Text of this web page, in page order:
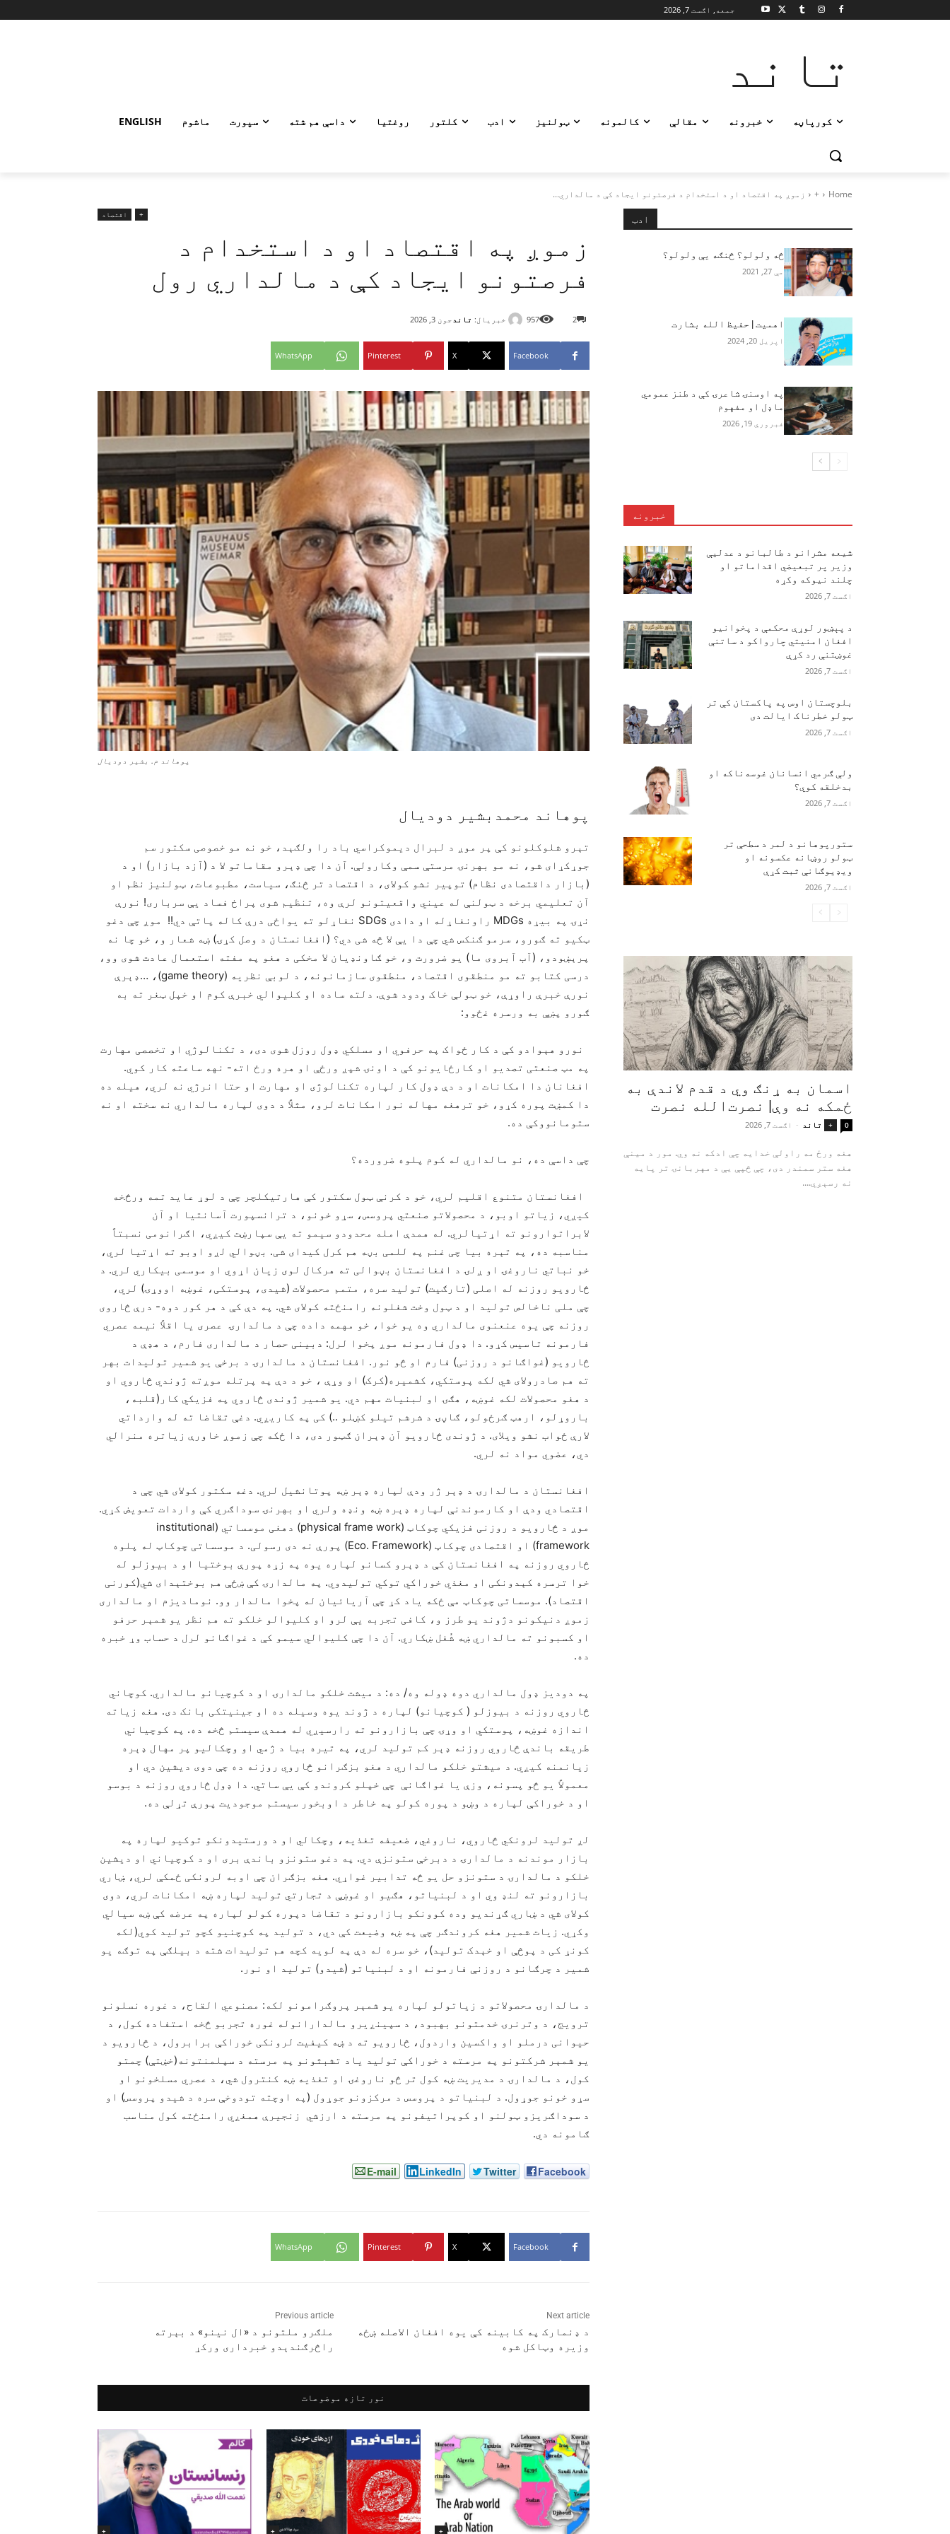
جمعه, اګست 7, 2026
تاند
کورپاڼه خبرونه مقالې کالمونه ټولنیز ادب کلتور روغتیا داسې هم شته سپورت ماشوم ENGLISH
Home
+ زموږ په اقتصاد او د استخدام د فرصتونو ایجاد کې د مالداري...
+ اقتصاد
زموږ په اقتصاد او د استخدام د
فرصتونو ایجاد کې د مالداري رول
خبریال: تاند جون 3, 2026 2
957
Facebook
X
Pinterest
WhatsApp
پوهاند م. بشیر دودیال
پوهاند محمدبشیر دودیال
تېرو شلوکلونو کې پر موږ د لبرال دیموکراسي باد را ولګېد، خو نه مو خصوصی سکتور سم
جوړکړای شو، نه مو بهرنۍ مرستې سمې وکارولې. آن دا چې ډېرو مقاماتو لا د (آزد بازار) او د
(بازار داقتصادی نظام) توپیر نشو کولای، د اقتصاد تر څنګ، سیاست، مطبوعات، ټولنیز نظم او
آن تعلیمي برخه د ټولنې له عیني واقعیتونو لرې وه، تنظیم شوی پراخ فساد یې سرباری! نورې
نړۍ په بیړه MDGs راونغاړله او دادی SDGs نغاړلو ته یواځی درې کاله پاتې دي!! موږ چې دغو
ټکیو ته ګورو، سرمو ګنکس شي چې دا یې لا څه شی دي؟ (افغانستان د وصل کړۍ) ښه شعار و، خو چا نه
پرېښودو، (آب آبروی ما) یو ضرورت و، خو ګاونډیان لا مخکی د هغو په مفته استعمال عادت شوی وو،
درسی کتابو ته مو منطقوی اقتصاد، منطقوی سازمانونه، د لوبې نظریه (game theory)، …ډېرې
نورې خبرې راوړې، خو ټولې خاک ودود شوې. دلته ساده او کلیوالي خبرې کوم او خپل ټغر ته به
ګورو پښې به ورسره غځوو:
نورو هېوادو کې د کار ځواک په حرفوي او مسلکي ډول روزل شوی دی، د تکنالوژي او تخصصی مهارت
په مټ صنعتی تصدیو او کارځایونو کې د اونۍ شپږ ورځې او هره ورځ اته- نهه ساعته کار کوي.
افغانان دا امکانات او د دې ډول کار لپاره تکنالوژی او مهارت او حتا انرژي نه لري، هیله ده
دا کمښت پوره کړو، خو ترهغه مهاله نور امکانات لرو، مثلاً د دوی لپاره مالداري نه سخته او نه
ستومانووکې ده.
چې داسې ده، نو مالداري له کوم پلوه ضرورده؟
افغانستان متنوع اقلیم لري، خو د کرنې ټول سکتور کې هارتیکلچر چې د لوړ عاید تمه ورڅخه
کیږي، زیاتو اوبو، د محصولاتو صنعتي پروسس، سړو خونو، د ترانسپورت آسانتیا او آن
لابراتوارونو ته اړتیالري. له همدې امله محدودو سیمو ته یې سپارښت کیږي، اګرانومی نسبتاً
مناسبه ده، په تېره بیا چی غنم په للمی بڼه هم کرل کیدای شی. بڼوالي لږو اوبو ته اړتیا لري،
خو نباتي ناروغۍ او ږلۍ د افغانستان بڼوالی ته هرکال لوی زیان اړوي او موسمی بیکاري لري. د
څارویو روزنه له اصلی (تارګیت) تولید سره، متمم محصولات (شیدی، پوستکی، غوښه اووړۍ) لري،
چې ملی ناخالص تولید او د ټول وخت شغلونه رامنځته کولای شي. په دې کې د هر کور دوه- درې څاروی
روزنه چې یوه عنعنوی مالداري وه یو خوا، خو مهمه داده چې د مالدارۍ عصری یا اقلاً نیمه عصري
فارمونه تاسیس کړو. دا ډول فارمونه موږ پخوا لرل: دبینی حصار د مالداری فارم، د هډې د
څارویو (غواګانو د روزنی) فارم او څو نور. افغانستان د مالدارۍ د برخې یو شمیر تولیدات بهر
ته هم صادرولای شي لکه پوستکي، کشمیره(کرک) او وړې ، خو د دې په پرتله موږته ژوندي څاروي او
د هغو محصولات لکه غوښه، هګۍ او لبنیات مهم دي. یو شمیر ژوندی څاروي په فزیکي کار(قلبه،
باروړلو، ارهټ ګرځولو، ګاڼۍ د شرشم تیلو کښلو ..) کی په کاریږي. دغې تقاضا ته له وارداتي
لارې ځواب نشو ویلای. د ژوندی څارویو آن ډېران ګټور دی، دا ځکه چې زموږ خاورې زیاتره منرالي
دي، عضوي مواد نه لري.
افغانستان د مالدارۍ د ډېر ژر ودې لپاره ډېر ښه پوتانشیل لري. دغه سکتور کولای شي چې د
اقتصادي ودې او کارموندنې لپاره ډېره ښه ونډه ولري او بهرنۍ سوداګري کې واردات تعویض کړي.
موږ د څارویو د روزنی فزیکي چوکاټ (physical frame work) دهغی موسساتي (institutional
framework) او اقتصادی چوکاټ (Eco. Framework) پورې نه دی رسولی. د موسساتی چوکاټ له پلوه
څاروي روزنه په افغانستان کې د ډېرو کسانو لپاره یوه په زړه پورې بوختیا او د بیوزلو له
خوا ترسره کېدونکی او مغذي خوراکي توکي تولیدوي. په مالدارۍ کې ښځې هم بوختېدای شي(کورنی
اقتصاد). موسساتی چوکاټ مې ځکه یاد کړ چې آریائیان له پخوا مالدار وو. نومادیزم او مالداری
زموږ دنیکونو دژوند یو طرز و، کافی تجربه یې لرو او کلیوالو خلکو ته هم نظر یو شمېر حرفو
او کسبونو ته مالداري ښه شُغل ښکاري. آن دا چې کلیوالي سیمو کې د غواګانو لرل د حساب وړ خبره
ده.
په دودیز ډول مالداري دوه ډوله وه/ ده: د میشت خلکو مالدارۍ او د کوچیانو مالداري. کوچاني
څاروي روزنه د بیوزلو ( کوچیانو) لپاره د ژوند یوه وسیله ده او جینیتکی بانک دی. هغه زیاته
اندازه غوښه، پوستکي او وړۍ چې بازارونو ته رارسیږي له همدې سیستم څخه ده. په کوچیاني
طریقه باندې څاروي روزنه ډېر کم تولید لري، په تیره بیا د ژمي او وچکالیو پر مهال ډېره
زیانمنه کیږي. د میشتو خلکو مالداري د هغو بزګرانو څاروي روزنه ده چې دوی دیشین دي او
معمولاً یو څو پسونه، وزې یا غواګانې چې خپلو کروندو کې یې ساتي. دا ډول څاروي روزنه د بوسو
او د خوراکې لپاره د وښو د پوره کولو په خاطر د اوبخور سیستم موجودیت پورې تړلې ده.
لږ تولید لرونکي څاروي، ناروغي، ضعیفه تغذیه، وچکالي او د ورستیدونکو توکیو لپاره په
بازار موندنه د مالدارۍ د دبرخې ستونزې دي. په دغو ستونزو باندې بری او د کوچیاني او دیشین
خلکو د مالدارۍ د ستونزو حل یو څه تدابیر غواړي. هغه بزګران چې اوبه لرونکی ځمکې لري، ښاري
بازارونو ته لنډ وي او د لبنیاتو، هګیو او غوښې د تجارتي تولید لپاره ښه امکانات لري، دوی
کولای شي د ښاري ګړندیو وده کوونکو بازارونو د تقاضا دپوره کولو لپاره په عرضه کې ښه سیالي
وکړي. زیات شمیر هغه کروندګر چې په ښه وضیعت کې دي، د تولید په کوچنیو کچو تولید کوي(لکه
کونړ کی د پوڅې او خېدک تولید)، خو سره له دې په لویه کچه هم تولیدات شته د بیلګې په توګه یو
شمیر د چرګانو د روزنې فارمونه او د لبنیاتو (شیدو) تولید او نور.
د مالدارۍ محصولاتو د زیاتولو لپاره یو شمېر پروګرامونو لکه: مصنوعي القاح، د غوره نسلونو
ترویج، د وترنرۍ خدمتونو بهبود، د سپینږیرو مالدارانوله غوره تجربو څخه استفاده کول، د
حیوانی درملو او واکسین واردول، څارویو ته د ښه کیفیت لرونکی خوراکې برابرول، د څارویو د
یو شمېر شرکتونو په مرسته د خوراکې تولید یاد تشبثونو په مرسته د سپلمنتونه(خښتې) چمتو
کول، د مالدارۍ د مدیریت ښه کول تر څو ناروغۍ او تغذیه ښه کنترول شي، د عصري مسلخونو او
سړو خونو جوړول. د لبنیاتو د پروسس د مرکزونو جوړول (په اوچته تودوخې سره د شیدو پروسس) او
د سوداګریزو ټولنو او کوپراتیفونو په مرسته د ارزشي زنجیرې همغږي رامنځته کول مناسب
ګامونه دي.
Facebook
Twitter
LinkedIn
E-mail
Facebook
X
Pinterest
WhatsApp
Previous article
ملګرو ملتونو د «ال نینو» د بېرته
راڅرګندېدو خبرداری ورکړ
Next article
د ډنمارک په کابینه کې یوه افغان الاصله ښځه
وزیره وټاکل شوه
نور تازه موضوعات
+
+
+
ادب
څه ولولو؟ څنګه یې ولولو؟
مې 27, 2021
اهمیت | حفيظ الله بشارت‎
اپریل 20, 2024
په اوسنۍ شاعرۍ کې د طنز عمومي
ماډل او مفهوم
فبروري 19, 2026
خبرونه
شیعه مشرانو د طالبانو د عدلیې
وزیر پر تبعیضي اقداماتو او
چلند نیوکه وکړه
اګست 7, 2026
د پېښور لوړې محکمې د پخوانیو
افغان امنیتي چارواکو د ساتنې
غوښتنې رد کړې
اګست 7, 2026
بلوچستان اوس په پاکستان کې تر
ټولو خطرناک ایالت دی
اګست 7, 2026
ولې ګرمي انسانان غوسه‌ناکه او
بدخلقه کوي؟
اګست 7, 2026
ستورپوهانو د لمر د سطحې تر
ټولو روښانه عکسونه او
ویډیوګانې ثبت کړې
اګست 7, 2026
اسمان به ړنګ وي د قدم لاندې به
ځمکه نه وې| نصرت‌الله نصرت
+ تاند - اګست 7, 2026 0
هغه ورځ مه راولې خدایه چې ادکه نه وي. مور د مینې
هغه ستر سمندر دی، چې څپې یې د مهربانۍ تر پایه
نه رسېږي....